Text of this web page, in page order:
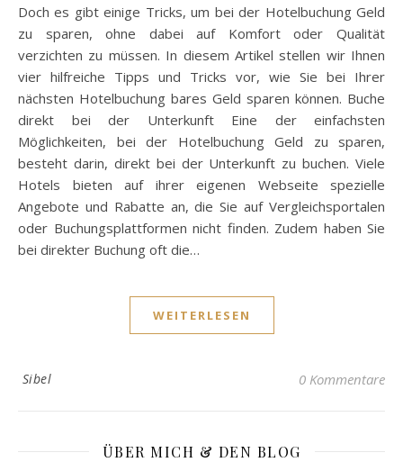
Doch es gibt einige Tricks, um bei der Hotelbuchung Geld
zu sparen, ohne dabei auf Komfort oder Qualität
verzichten zu müssen. In diesem Artikel stellen wir Ihnen
vier hilfreiche Tipps und Tricks vor, wie Sie bei Ihrer
nächsten Hotelbuchung bares Geld sparen können. Buche
direkt bei der Unterkunft Eine der einfachsten
Möglichkeiten, bei der Hotelbuchung Geld zu sparen,
besteht darin, direkt bei der Unterkunft zu buchen. Viele
Hotels bieten auf ihrer eigenen Webseite spezielle
Angebote und Rabatte an, die Sie auf Vergleichsportalen
oder Buchungsplattformen nicht finden. Zudem haben Sie
bei direkter Buchung oft die…
WEITERLESEN
Sibel 0 Kommentare
ÜBER MICH & DEN BLOG